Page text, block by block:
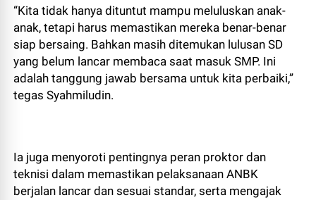
“Kita tidak hanya dituntut mampu meluluskan anak-
anak, tetapi harus memastikan mereka benar-benar
siap bersaing. Bahkan masih ditemukan lulusan SD
yang belum lancar membaca saat masuk SMP. Ini
adalah tanggung jawab bersama untuk kita perbaiki,”
tegas Syahmiludin.
Ia juga menyoroti pentingnya peran proktor dan
teknisi dalam memastikan pelaksanaan ANBK
berjalan lancar dan sesuai standar, serta mengajak